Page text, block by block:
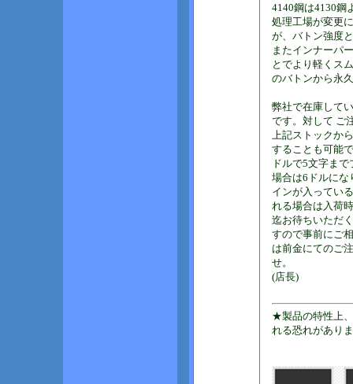
4140鋼は4130鋼
処理工場が変更
が、バトン強度
またインナーパ
とでより軽くス
のバトンから永
弊社で在庫して
です。対して ご
上記ストックか
することも可能
ドルで5文字ま
場合は6ドルにな
インが入ってい
れる場合は入荷
迄お待ちいただ
すので事前にご
は前金にてのご
せ。
(店長)
★製品の特性上
れる恐れがあり